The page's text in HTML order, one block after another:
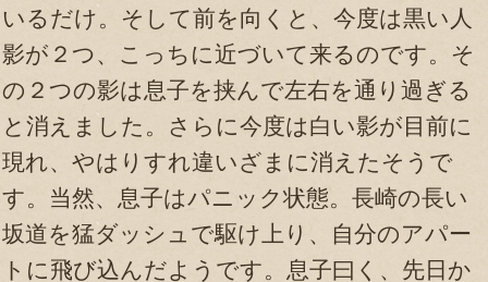
いるだけ。そして前を向くと、今度は黒い人
影が２つ、こっちに近づいて来るのです。そ
の２つの影は息子を挟んで左右を通り過ぎる
と消えました。さらに今度は白い影が目前に
現れ、やはりすれ違いざまに消えたそうで
す。当然、息子はパニック状態。長崎の長い
坂道を猛ダッシュで駆け上り、自分のアパー
トに飛び込んだようです。息子曰く、先日か